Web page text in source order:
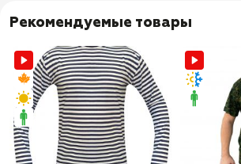
Рекомендуемые товары